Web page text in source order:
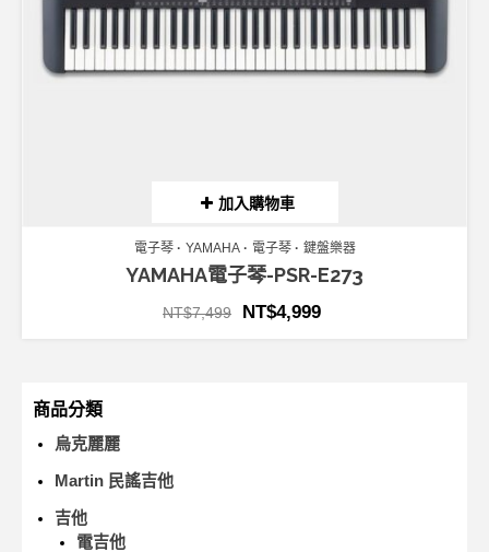
加入購物車
電子琴 YAMAHA 電子琴 鍵盤樂器
YAMAHA電子琴-PSR-E273
NT$7,499 NT$4,999
商品分類
烏克麗麗
Martin 民謠吉他
吉他
電吉他